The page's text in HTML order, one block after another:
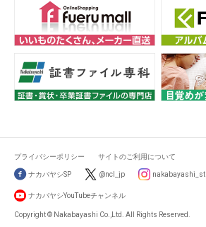
プライバシーポリシー サイトのご利用について
ナカバヤシSP @ncl_jp nakabayashi_st
ナカバヤシYouTubeチャンネル
Copyright © Nakabayashi Co.,Ltd. All Rights Reserved.